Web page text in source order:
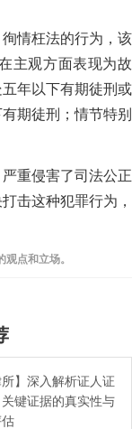
情枉法的行为，该
主观方面表现为故
年以下有期徒刑或
期徒刑；情节特别
重侵害了司法公正
击这种犯罪行为，
点和立场。
所】深入解析证人证
键证据的真实性与